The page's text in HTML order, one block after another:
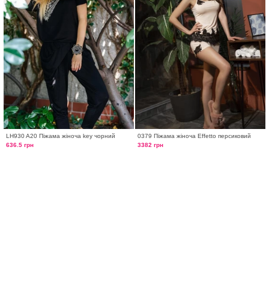
LH930 A20 Піжама жіноча key чорний
636.5 грн
0379 Піжама жіноча Effetto персиковий
3382 грн